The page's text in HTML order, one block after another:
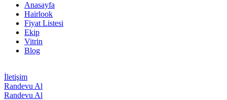
Anasayfa
Hairlook
Fiyat Listesi
Ekip
Vitrin
Blog
İletişim
Randevu Al
Randevu Al